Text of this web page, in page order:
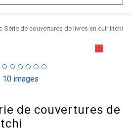
Série de couvertures de livres en cuir litchi
10 images
de couvertures de